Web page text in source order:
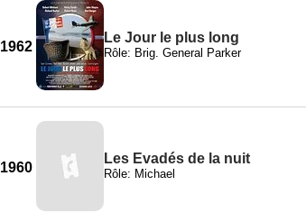
1962
Le Jour le plus long
Rôle: Brig. General Parker
1960
Les Evadés de la nuit
Rôle: Michael